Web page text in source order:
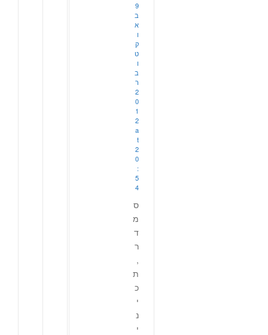
9
ב
א
ו
ק
ט
ו
ב
ר
2
0
1
2
a
t
2
0
:
5
4
ס
מ
ד
ר
,
ת
כ
י
נ
י